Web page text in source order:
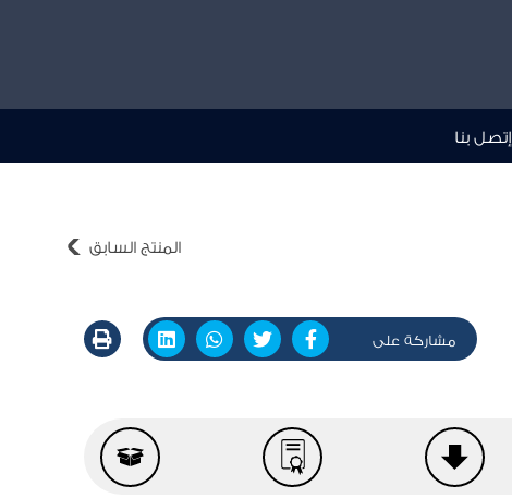
إتصل بنا
المنتج السابق
مشاركة على